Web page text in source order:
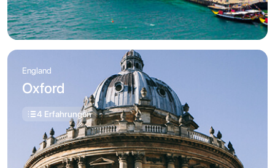
England
Oxford
4 Erfahrungen